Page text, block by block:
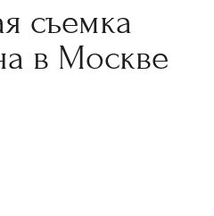
съемка
в Москве